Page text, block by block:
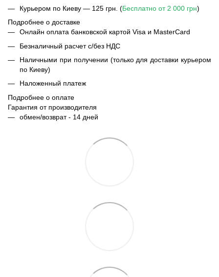
Курьером по Киеву — 125 грн. (Бесплатно от 2 000 грн)
Подробнее о доставке
Онлайн оплата банковской картой Visa и MasterCard
Безналичный расчет с/без НДС
Наличными при получении (только для доставки курьером
по Киеву)
Наложенный платеж
Подробнее о оплате
Гарантия от производителя
обмен/возврат - 14 дней